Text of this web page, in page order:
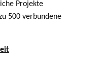
Projekte
500 verbundene